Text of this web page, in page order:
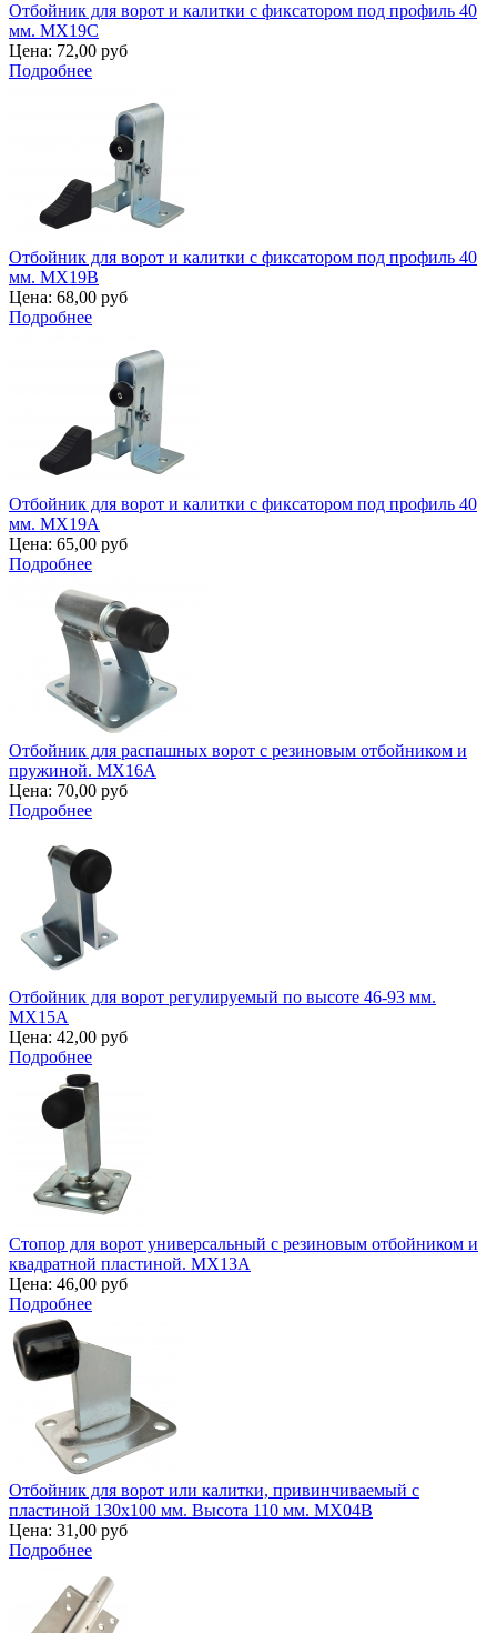
Отбойник для ворот и калитки с фиксатором под профиль 40
мм. MX19C
Цена: 72,00 руб
Подробнее
Отбойник для ворот и калитки с фиксатором под профиль 40
мм. MX19B
Цена: 68,00 руб
Подробнее
Отбойник для ворот и калитки с фиксатором под профиль 40
мм. MX19A
Цена: 65,00 руб
Подробнее
Отбойник для распашных ворот с резиновым отбойником и
пружиной. MX16A
Цена: 70,00 руб
Подробнее
Отбойник для ворот регулируемый по высоте 46-93 мм.
MX15A
Цена: 42,00 руб
Подробнее
Стопор для ворот универсальный с резиновым отбойником и
квадратной пластиной. MX13A
Цена: 46,00 руб
Подробнее
Отбойник для ворот или калитки, привинчиваемый с
пластиной 130х100 мм. Высота 110 мм. MX04B
Цена: 31,00 руб
Подробнее